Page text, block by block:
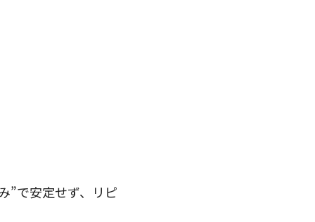
”で安定せず、リピ